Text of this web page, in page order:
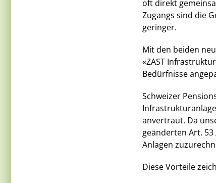
oft direkt
Zugangs sind die
geringer.
Mit den beiden
«ZAST
Bedürfnisse
Schweizer
anvertraut. Da
geänderten Art.
Anlagen
Diese Vorteile